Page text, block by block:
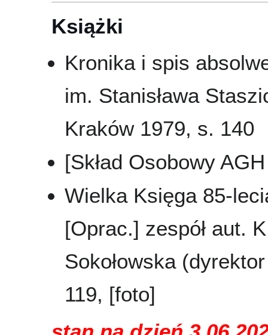
Książki
Kronika i spis
im. Stanisława
Kraków 1979, s. 140
[Skład Osobowy
Wielka Księga 85-
[Oprac.] zespół aut.
Sokołowska
119, [foto]